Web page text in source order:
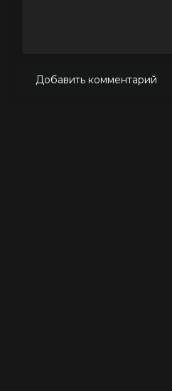
Добавить комментарий